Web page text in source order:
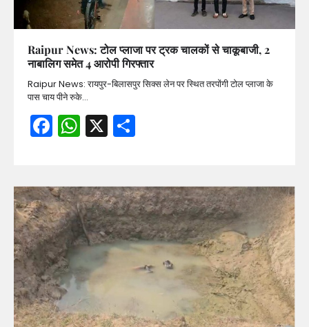
Raipur News: टोल प्लाजा पर ट्रक चालकों से चाकूबाजी, 2
नाबालिग समेत 4 आरोपी गिरफ्तार
Raipur News: रायपुर-बिलासपुर सिक्स लेन पर स्थित तरपोंगी टोल प्लाजा के
पास चाय पीने रुके…
Facebook
WhatsApp
X